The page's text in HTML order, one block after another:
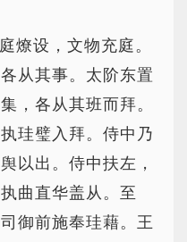
燎设，文物充庭。
从其事。太阶东置
，各从其班而拜。
珪璧入拜。侍中乃
以出。侍中扶左，
曲直华盖从。至
御前施奉珪藉。王